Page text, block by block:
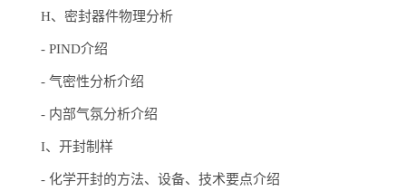
H、密封器件物理分析
- PIND介绍
- 气密性分析介绍
- 内部气氛分析介绍
I、开封制样
- 化学开封的方法、设备、技术要点介绍